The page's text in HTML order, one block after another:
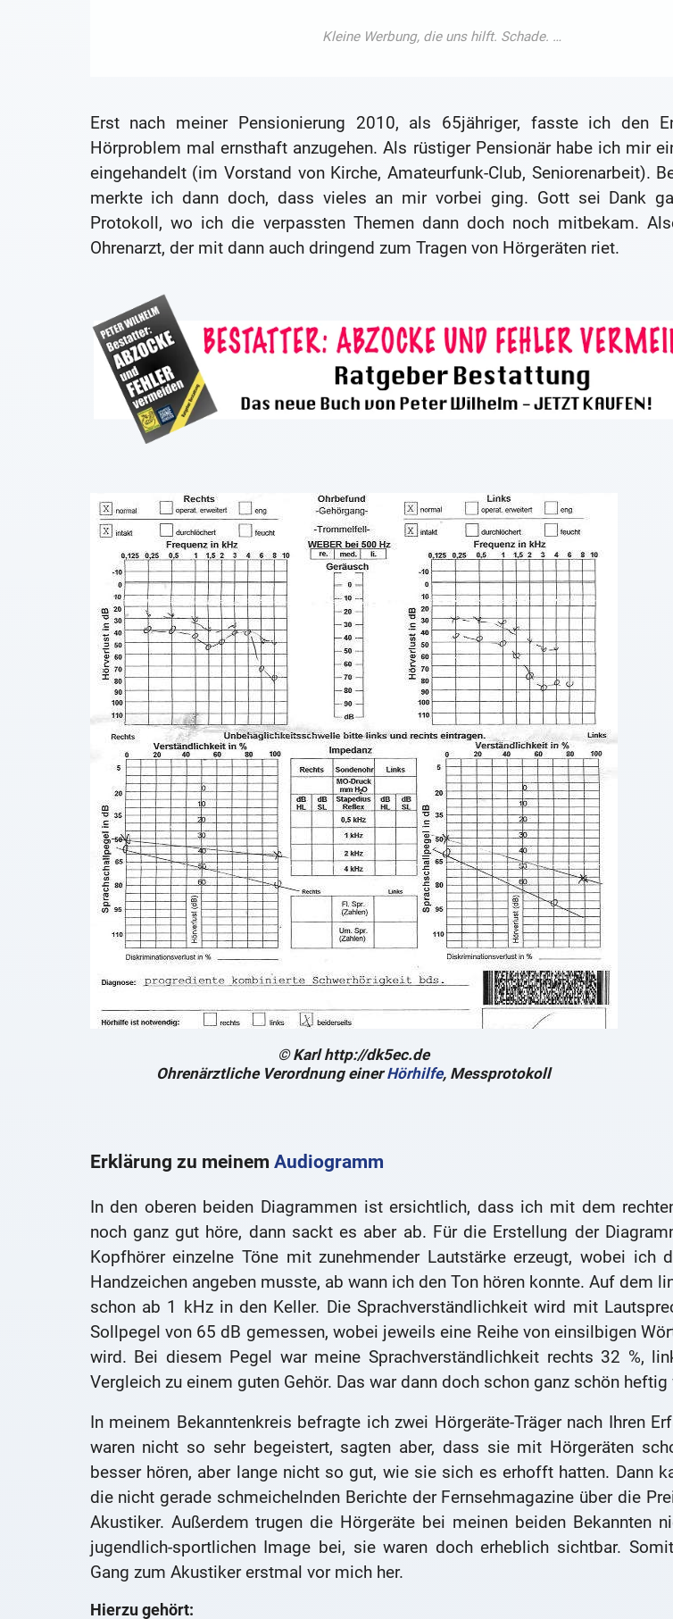
Erst nach meiner Pensionierung 2010, als 65jähriger, fasste ich den
Hörproblem mal ernsthaft anzugehen. Als rüstiger Pensionär habe ich mir
eingehandelt (im Vorstand von Kirche, Amateurfunk-Club, Seniorenarbeit).
merkte ich dann doch, dass vieles an mir vorbei ging. Gott sei Dank
Protokoll, wo ich die verpassten Themen dann doch noch mitbekam.
Ohrenarzt, der mit dann auch dringend zum Tragen von Hörgeräten riet.
© Karl http://dk5ec.de
Ohrenärztliche Verordnung einerHörhilfe, Messprotokoll
Erklärung zu meinem Audiogramm
In den oberen beiden Diagrammen ist ersichtlich, dass ich mit dem
noch ganz gut höre, dann sackt es aber ab. Für die Erstellung der
Kopfhörer einzelne Töne mit zunehmender Lautstärke erzeugt, wobei ich
Handzeichen angeben musste, ab wann ich den Ton hören konnte. Auf dem
schon ab 1 kHz in den Keller. Die Sprachverständlichkeit wird mit
Sollpegel von 65 dB gemessen, wobei jeweils eine Reihe von einsilbigen
wird. Bei diesem Pegel war meine Sprachverständlichkeit rechts 32 %,
Vergleich zu einem guten Gehör. Das war dann doch schon ganz schön heftig
In meinem Bekanntenkreis befragte ich zwei Hörgeräte-Träger nach Ihren
waren nicht so sehr begeistert, sagten aber, dass sie mit Hörgeräten
besser hören, aber lange nicht so gut, wie sie sich es erhofft hatten. Dann
die nicht gerade schmeichelnden Berichte der Fernsehmagazine über die
Akustiker. Außerdem trugen die Hörgeräte bei meinen beiden Bekannten
jugendlich-sportlichen Image bei, sie waren doch erheblich sichtbar.
Gang zum Akustiker erstmal vor mich her.
Hierzu gehört: